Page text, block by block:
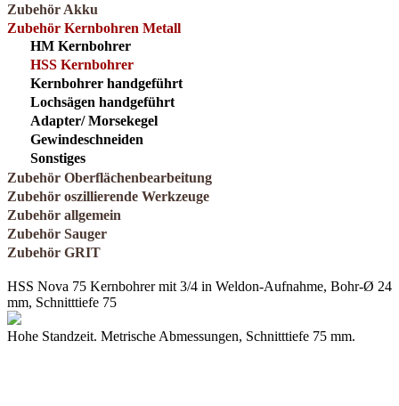
Zubehör Akku
Zubehör Kernbohren Metall
HM Kernbohrer
HSS Kernbohrer
Kernbohrer handgeführt
Lochsägen handgeführt
Adapter/ Morsekegel
Gewindeschneiden
Sonstiges
Zubehör Oberflächenbearbeitung
Zubehör oszillierende Werkzeuge
Zubehör allgemein
Zubehör Sauger
Zubehör GRIT
HSS Nova 75 Kernbohrer mit 3/4 in Weldon-Aufnahme, Bohr-Ø 24
mm, Schnitttiefe 75
Hohe Standzeit. Metrische Abmessungen, Schnitttiefe 75 mm.